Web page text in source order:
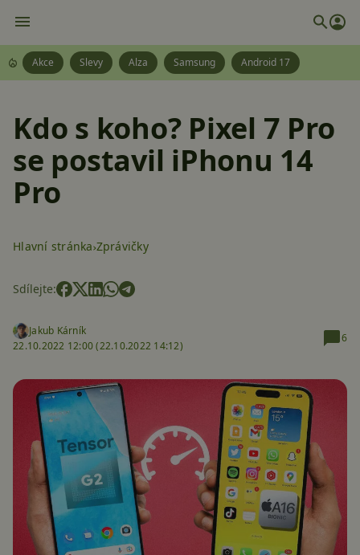
Akce Slevy Alza Samsung Android 17
Kdo s koho? Pixel 7 Pro
se postavil iPhonu 14
Pro
Hlavní stránka Zprávičky
Sdílejte:
Jakub Kárník
22.10.2022 12:00 (22.10.2022 14:12)
6